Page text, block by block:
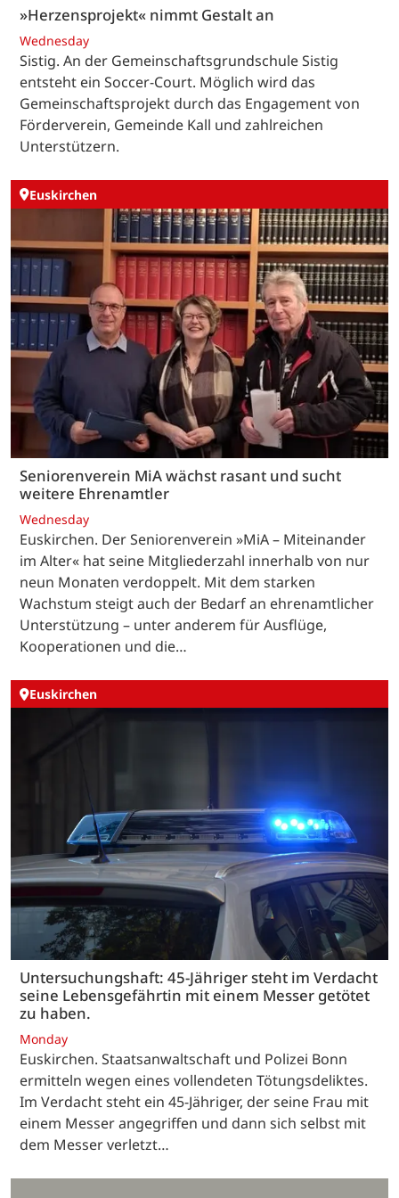
»Herzensprojekt« nimmt Gestalt an
Wednesday
Sistig. An der Gemeinschaftsgrundschule Sistig
entsteht ein Soccer-Court. Möglich wird das
Gemeinschaftsprojekt durch das Engagement von
Förderverein, Gemeinde Kall und zahlreichen
Unterstützern.
Euskirchen
Seniorenverein MiA wächst rasant und sucht
weitere Ehrenamtler
Wednesday
Euskirchen. Der Seniorenverein »MiA – Miteinander
im Alter« hat seine Mitgliederzahl innerhalb von nur
neun Monaten verdoppelt. Mit dem starken
Wachstum steigt auch der Bedarf an ehrenamtlicher
Unterstützung – unter anderem für Ausflüge,
Kooperationen und die…
Euskirchen
Untersuchungshaft: 45-Jähriger steht im Verdacht
seine Lebensgefährtin mit einem Messer getötet
zu haben.
Monday
Euskirchen. Staatsanwaltschaft und Polizei Bonn
ermitteln wegen eines vollendeten Tötungsdeliktes.
Im Verdacht steht ein 45-Jähriger, der seine Frau mit
einem Messer angegriffen und dann sich selbst mit
dem Messer verletzt…